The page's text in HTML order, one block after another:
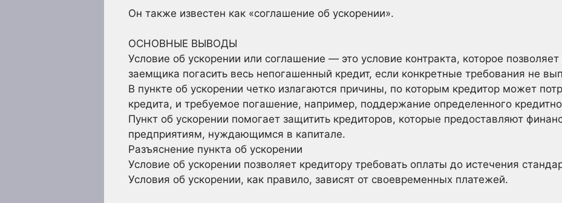
Он также известен как «соглашение об ускорении».
ОСНОВНЫЕ ВЫВОДЫ
Условие об ускорении или соглашение — это условие контракта, которое позволяет
заемщика погасить весь непогашенный кредит, если конкретные требования не
В пункте об ускорении четко излагаются причины, по которым кредитор может
кредита, и требуемое погашение, например, поддержание определенного
Пункт об ускорении помогает защитить кредиторов, которые предоставляют
предприятиям, нуждающимся в капитале.
Разъяснение пункта об ускорении
Условие об ускорении позволяет кредитору требовать оплаты до истечения
Условия об ускорении, как правило, зависят от своевременных платежей.